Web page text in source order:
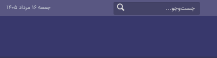
جمعه ۱۶ مرداد ۱۴۰۵